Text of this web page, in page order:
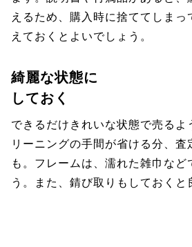
えるため、購入時に捨ててしまっ
えておくとよいでしょう。
綺麗な状態に
しておく
できるだけきれいな状態で売るよ
リーニングの手間が省ける分、査
も。フレームは、濡れた雑巾など
う。また、錆び取りもしておくと